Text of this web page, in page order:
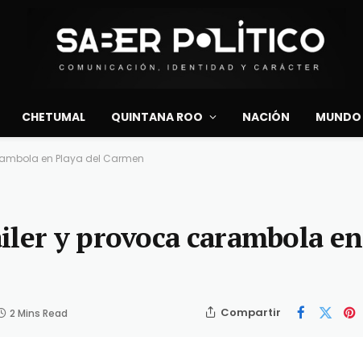
CHETUMAL QUINTANA ROO NACIÓN MUNDO
en Playa del Carmen
y provoca carambola en
2 Mins Read Compartir